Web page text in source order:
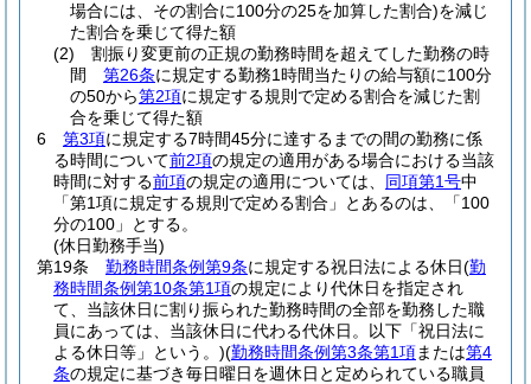
場合には、その割合に100分の25を加算した割合)を減じ
た割合を乗じて得た額
(2)
割振り変更前の正規の勤務時間を超えてした勤務の時
間 第26条に規定する勤務1時間当たりの給与額に100分
の50から第2項に規定する規則で定める割合を減じた割
合を乗じて得た額
6
第3項に規定する7時間45分に達するまでの間の勤務に係
る時間について前2項の規定の適用がある場合における当該
時間に対する前項の規定の適用については、 同項第1号中
「第1項に規定する規則で定める割合」とあるのは、「100
分の100」とする。
(休日勤務手当)
第19条
勤務時間条例第9条に規定する祝日法による休日(勤
務時間条例第10条第1項の規定により代休日を指定され
て、当該休日に割り振られた勤務時間の全部を勤務した職
員にあっては、当該休日に代わる代休日。以下「祝日法に
よる休日等」という。)(勤務時間条例第3条第1項または第4
条の規定に基づき毎日曜日を週休日と定められている職員